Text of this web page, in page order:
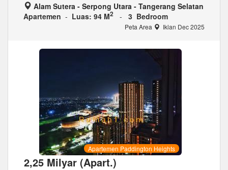
Alam Sutera - Serpong Utara - Tangerang Selatan
Apartemen - Luas: 94 M2 - 3 Bedroom
Peta Area Iklan Dec 2025
Apartemen Paddington Heights
2,25 Milyar (Apart.)